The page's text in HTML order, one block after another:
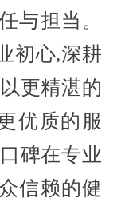
与担当。
初心,深耕
更精湛的
优质的服
碑在专业
信赖的健